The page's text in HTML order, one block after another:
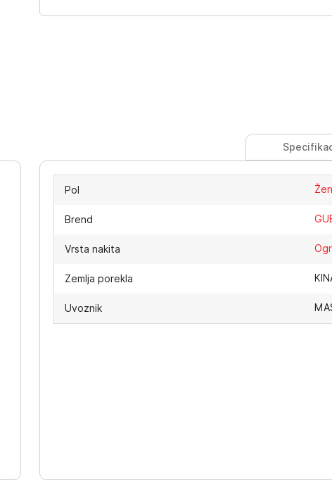
Pol
Brend
Vrsta nakita
Zemlja porekla
Uvoznik